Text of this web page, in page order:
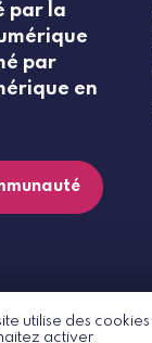
utilise des
activer
par la
par
en